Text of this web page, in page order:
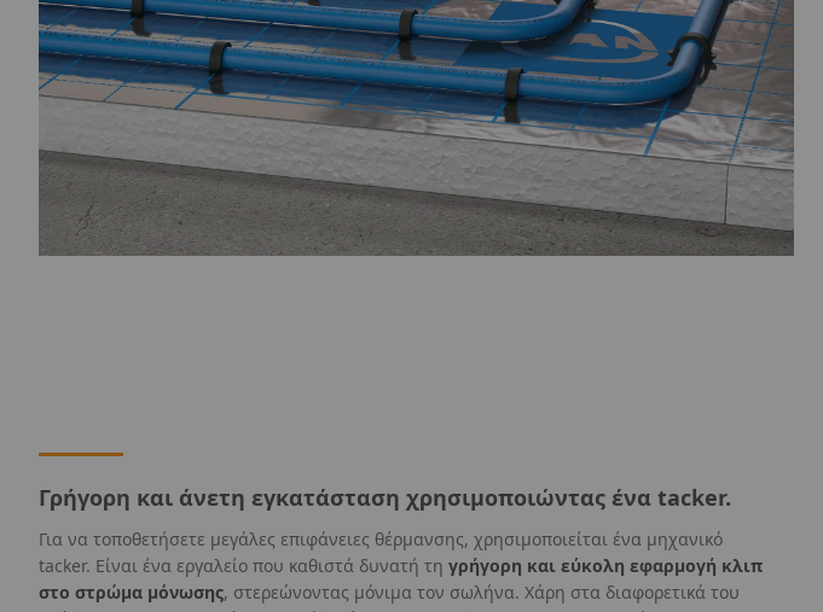
Γρήγορη και άνετη εγκατάσταση χρησιμοποιώντας ένα tacker.
Για να τοποθετήσετε μεγάλες επιφάνειες θέρμανσης, χρησιμοποιείται ένα μηχανικό
tacker. Είναι ένα εργαλείο που καθιστά δυνατή τη γρήγορη και εύκολη εφαρμογή κλιπ
στο στρώμα μόνωσης, στερεώνοντας μόνιμα τον σωλήνα. Χάρη στα διαφορετικά του